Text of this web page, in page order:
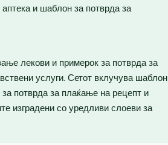
и шаблон за потврда за
лекови и примерок за потврда за
услуги. Сетот вклучува шаблон
за потврда за плаќање на рецепт и
изградени со уредливи слоеви за